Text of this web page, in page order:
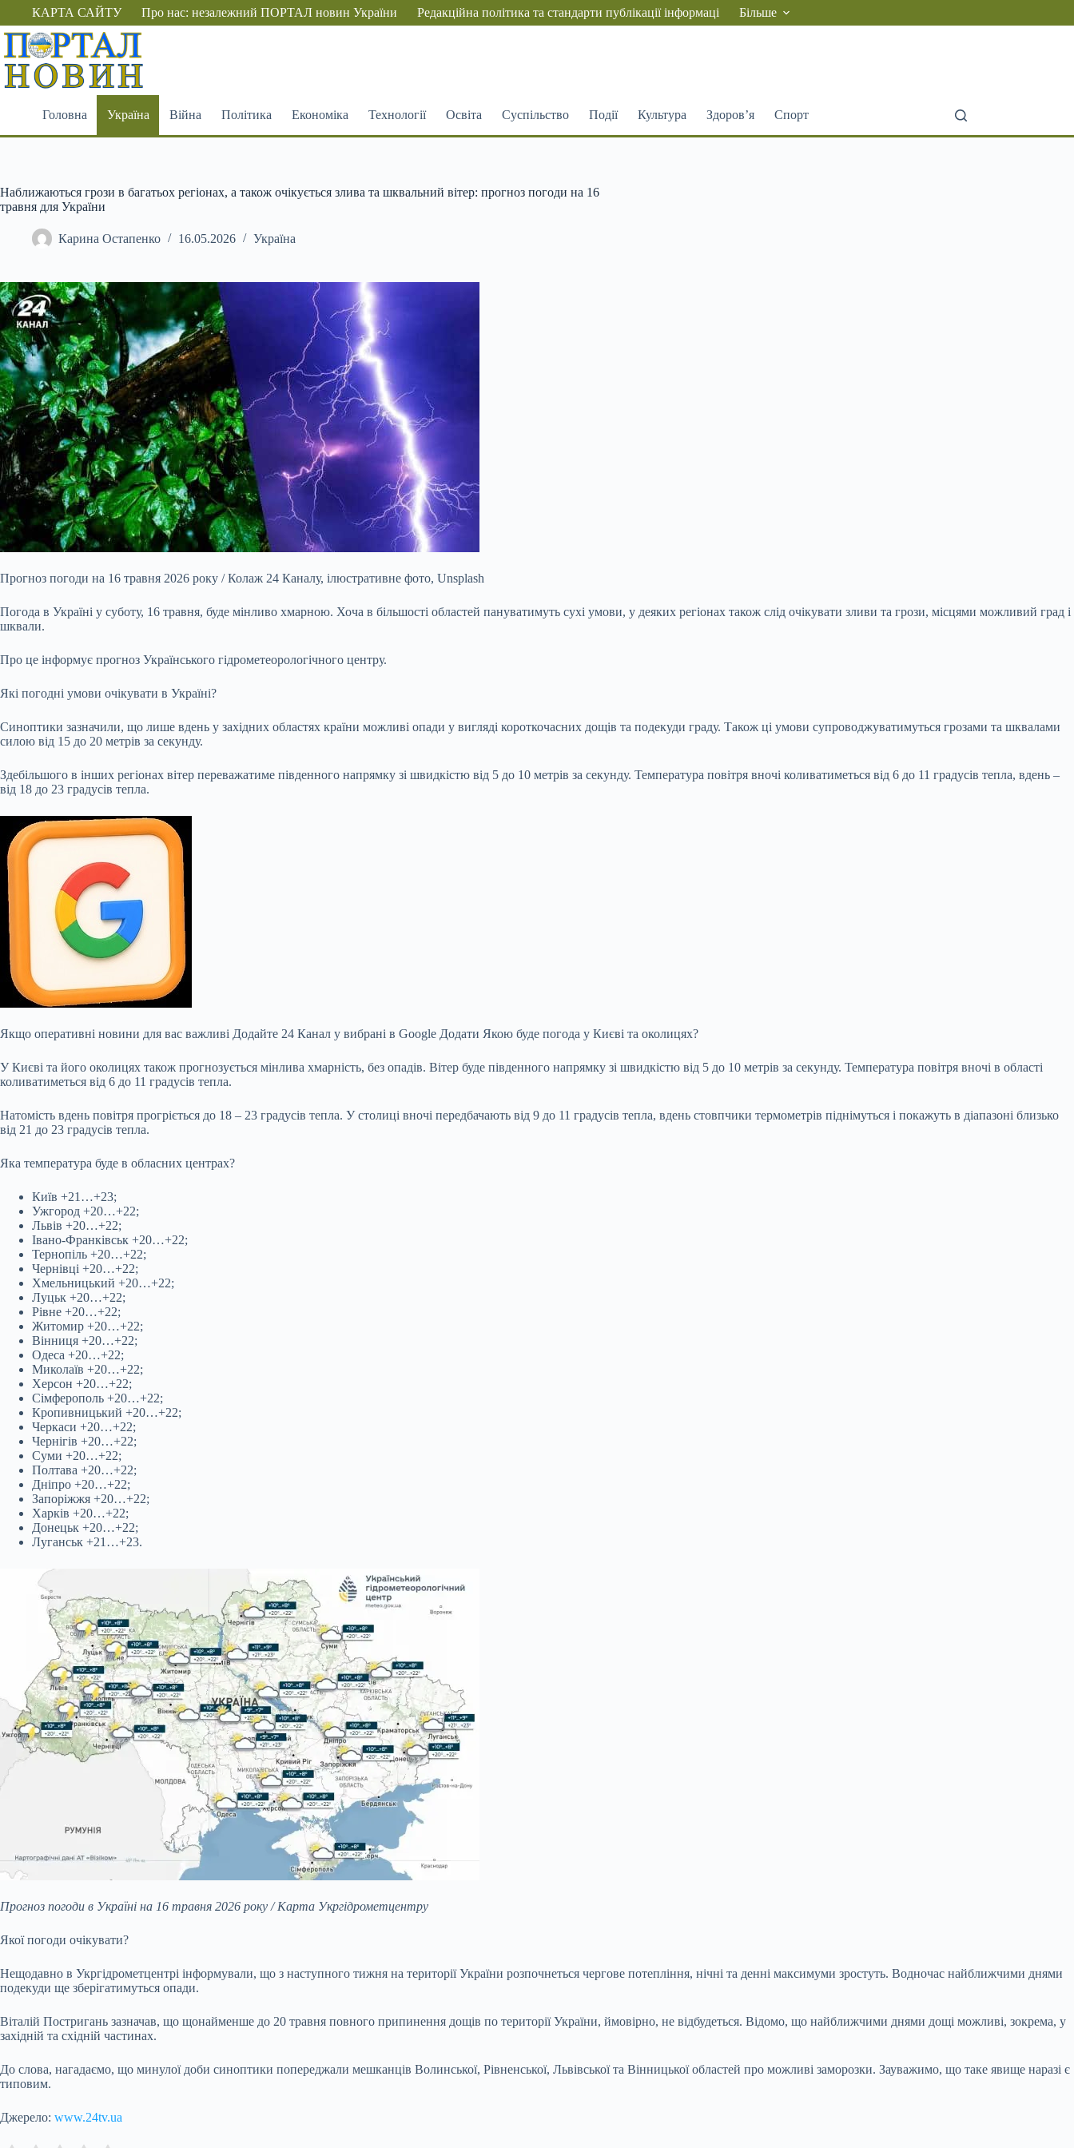
Перейти
вмісту
КАРТА САЙТУ Про нас: незалежний ПОРТАЛ новин України Редакційна політика та стандарти публікації інформаці Більше
Головна Україна Війна Політика Економіка Технології Освіта Суспільство Події Культура Здоров’я Спорт
Наближаються грози в багатьох регіонах, а також очікується злива та шквальний вітер: прогноз погоди на 16
травня для України
Карина Остапенко 16.05.2026 Україна
Прогноз погоди на 16 травня 2026 року / Колаж 24 Каналу, ілюстративне фото, Unsplash
Погода в Україні у суботу, 16 травня, буде мінливо хмарною. Хоча в більшості областей пануватимуть сухі умови, у деяких регіонах також слід очікувати зливи та грози, місцями можливий град і
шквали.
Про це інформує прогноз Українського гідрометеорологічного центру.
Які погодні умови очікувати в Україні?
Синоптики зазначили, що лише вдень у західних областях країни можливі опади у вигляді короткочасних дощів та подекуди граду. Також ці умови супроводжуватимуться грозами та шквалами
силою від 15 до 20 метрів за секунду.
Здебільшого в інших регіонах вітер переважатиме південного напрямку зі швидкістю від 5 до 10 метрів за секунду. Температура повітря вночі коливатиметься від 6 до 11 градусів тепла, вдень –
від 18 до 23 градусів тепла.
Якщо оперативні новини для вас важливі Додайте 24 Канал у вибрані в Google Додати Якою буде погода у Києві та околицях?
У Києві та його околицях також прогнозується мінлива хмарність, без опадів. Вітер буде південного напрямку зі швидкістю від 5 до 10 метрів за секунду. Температура повітря вночі в області
коливатиметься від 6 до 11 градусів тепла.
Натомість вдень повітря прогріється до 18 – 23 градусів тепла. У столиці вночі передбачають від 9 до 11 градусів тепла, вдень стовпчики термометрів піднімуться і покажуть в діапазоні близько
від 21 до 23 градусів тепла.
Яка температура буде в обласних центрах?
Київ +21…+23;
Ужгород +20…+22;
Львів +20…+22;
Івано-Франківськ +20…+22;
Тернопіль +20…+22;
Чернівці +20…+22;
Хмельницький +20…+22;
Луцьк +20…+22;
Рівне +20…+22;
Житомир +20…+22;
Вінниця +20…+22;
Одеса +20…+22;
Миколаїв +20…+22;
Херсон +20…+22;
Сімферополь +20…+22;
Кропивницький +20…+22;
Черкаси +20…+22;
Чернігів +20…+22;
Суми +20…+22;
Полтава +20…+22;
Дніпро +20…+22;
Запоріжжя +20…+22;
Харків +20…+22;
Донецьк +20…+22;
Луганськ +21…+23.
Прогноз погоди в Україні на 16 травня 2026 року / Карта Укргідрометцентру
Якої погоди очікувати?
Нещодавно в Укргідрометцентрі інформували, що з наступного тижня на території України розпочнеться чергове потепління, нічні та денні максимуми зростуть. Водночас найближчими днями
подекуди ще зберігатимуться опади.
Віталій Постригань зазначав, що щонайменше до 20 травня повного припинення дощів по території України, ймовірно, не відбудеться. Відомо, що найближчими днями дощі можливі, зокрема, у
західній та східній частинах.
До слова, нагадаємо, що минулої доби синоптики попереджали мешканців Волинської, Рівненської, Львівської та Вінницької областей про можливі заморозки. Зауважимо, що таке явище наразі є
типовим.
Джерело: www.24tv.ua